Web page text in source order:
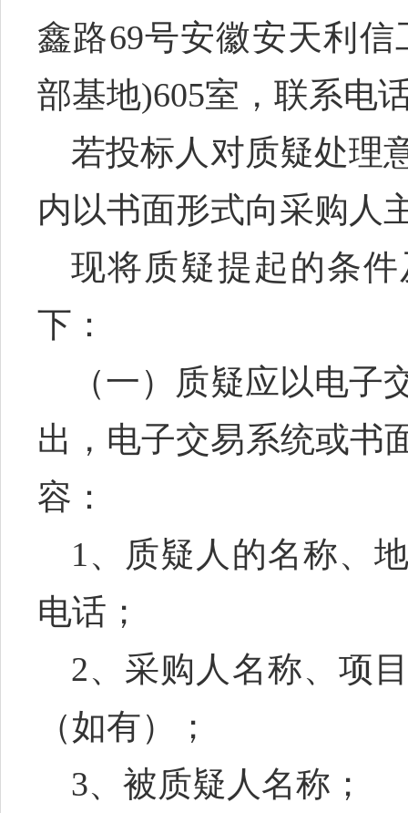
鑫路69号安徽安天利
部基地)605室，联系电
若投标人对质疑处理
内以书面形式向采购人
现将质疑提起的条
下：
（一）质疑应以电
出，电子交易系统或书
容：
1、质疑人的名称、
电话；
2、采购人名称、项
（如有）；
3、被质疑人名称；